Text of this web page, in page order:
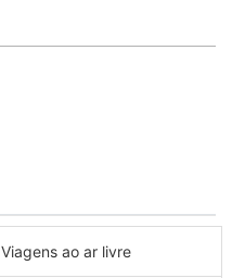
Viagens ao ar livre